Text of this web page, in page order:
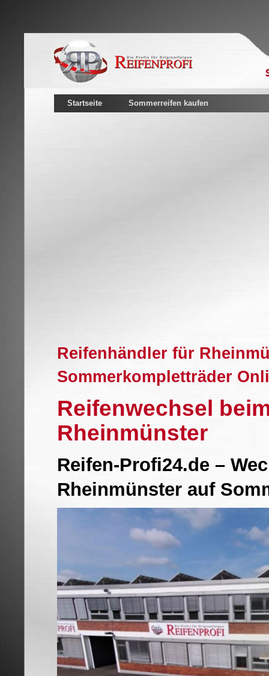
Startseite Sommerreifen kaufen
Reifenhändler für
Sommerkompletträder
Reifenwechsel
Rheinmünster
Reifen-Profi24.de –
Rheinmünster auf